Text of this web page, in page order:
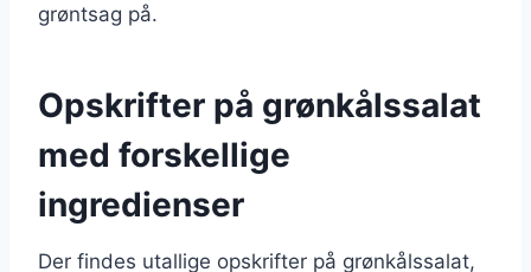
grøntsag på.
Opskrifter på grønkålssalat
med forskellige
ingredienser
Der findes utallige opskrifter på grønkålssalat,